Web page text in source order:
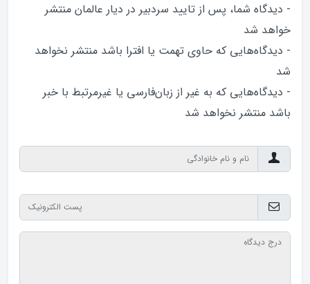
- دیدگاه شما، پس از تایید سردبیر در دیار عالمان منتشر
خواهد‌ شد
- دیدگاه‌هایی که حاوی تهمت یا افترا باشد منتشر نخواهد‌
شد
- دیدگاه‌هایی که به غیر از زبان‌فارسی یا غیرمرتبط با خبر
باشد منتشر نخواهد‌ شد